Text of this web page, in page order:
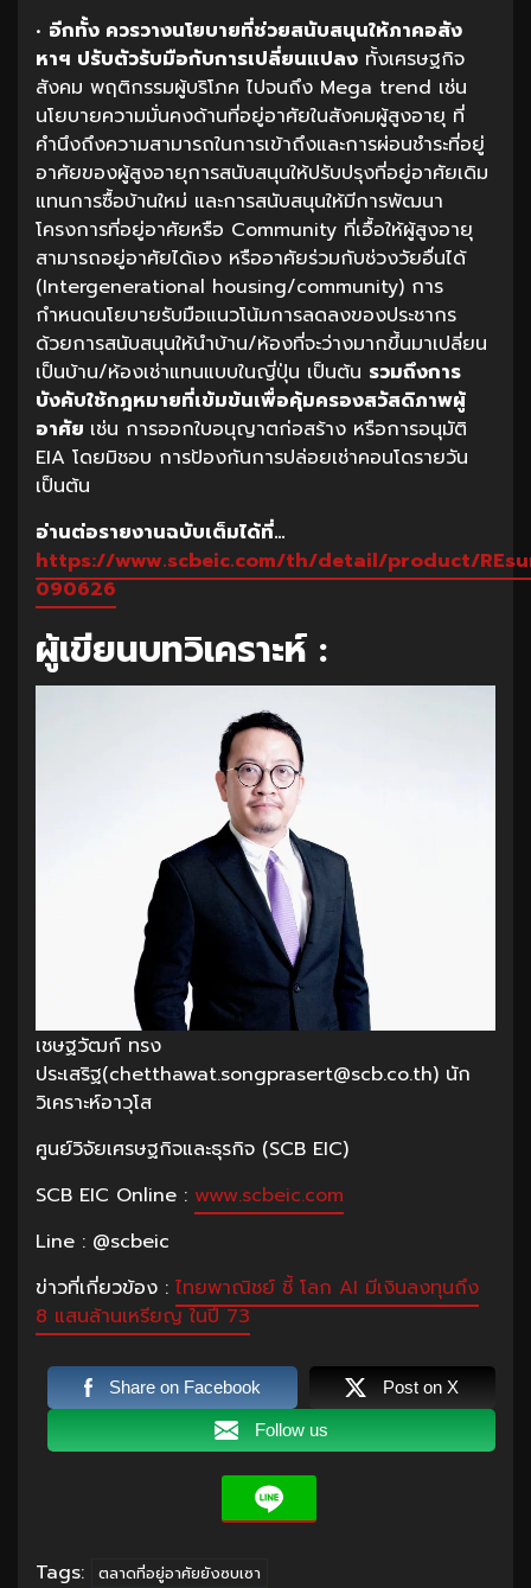
• อีกทั้ง ควรวางนโยบายที่ช่วยสนับสนุนให้ภาคอสัง
หาฯ ปรับตัวรับมือกับการเปลี่ยนแปลง ทั้งเศรษฐกิจ
สังคม พฤติกรรมผู้บริโภค ไปจนถึง Mega trend เช่น
นโยบายความมั่นคงด้านที่อยู่อาศัยในสังคมผู้สูงอายุ ที่
คำนึงถึงความสามารถในการเข้าถึงและการผ่อนชำระที่อยู่
อาศัยของผู้สูงอายุการสนับสนุนให้ปรับปรุงที่อยู่อาศัยเดิม
แทนการซื้อบ้านใหม่ และการสนับสนุนให้มีการพัฒนา
โครงการที่อยู่อาศัยหรือ Community ที่เอื้อให้ผู้สูงอายุ
สามารถอยู่อาศัยได้เอง หรืออาศัยร่วมกับช่วงวัยอื่นได้
(Intergenerational housing/community) การ
กำหนดนโยบายรับมือแนวโน้มการลดลงของประชากร
ด้วยการสนับสนุนให้นำบ้าน/ห้องที่จะว่างมากขึ้นมาเปลี่ยน
เป็นบ้าน/ห้องเช่าแทนแบบในญี่ปุ่น เป็นต้น รวมถึงการ
บังคับใช้กฎหมายที่เข้มข้นเพื่อคุ้มครองสวัสดิภาพผู้
อาศัย เช่น การออกใบอนุญาตก่อสร้าง หรือการอนุมัติ
EIA โดยมิชอบ การป้องกันการปล่อยเช่าคอนโดรายวัน
เป็นต้น
อ่านต่อรายงานฉบับเต็มได้ที่…
https://www.scbeic.com/th/detail/product/
090626
ผู้เขียนบทวิเคราะห์ :
เชษฐวัฒก์ ทรง
ประเสริฐ(chetthawat.songprasert@scb.co.th) นัก
วิเคราะห์อาวุโส
ศูนย์วิจัยเศรษฐกิจและธุรกิจ (SCB EIC)
SCB EIC Online : www.scbeic.com
Line : @scbeic
ข่าวที่เกี่ยวข้อง : ไทยพาณิชย์ ชี้ โลก AI มีเงินลงทุนถึง
8 แสนล้านเหรียญ ในปี 73
Share on Facebook Post on X
Follow us
Tags: ตลาดที่อยู่อาศัยยังซบเซา